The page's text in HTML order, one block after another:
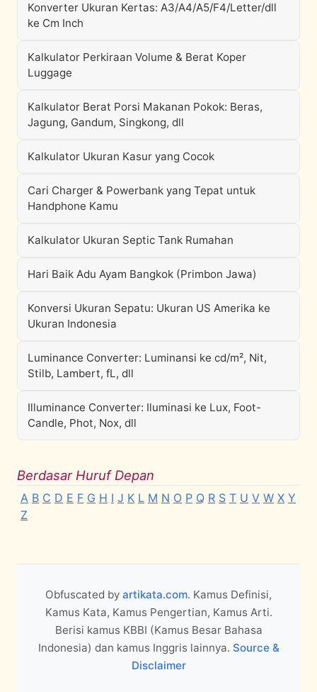
Konverter Ukuran Kertas: A3/A4/A5/F4/Letter/dll
ke Cm Inch
Kalkulator Perkiraan Volume & Berat Koper
Luggage
Kalkulator Berat Porsi Makanan Pokok: Beras,
Jagung, Gandum, Singkong, dll
Kalkulator Ukuran Kasur yang Cocok
Cari Charger & Powerbank yang Tepat untuk
Handphone Kamu
Kalkulator Ukuran Septic Tank Rumahan
Hari Baik Adu Ayam Bangkok (Primbon Jawa)
Konversi Ukuran Sepatu: Ukuran US Amerika ke
Ukuran Indonesia
Luminance Converter: Luminansi ke cd/m², Nit,
Stilb, Lambert, fL, dll
Illuminance Converter: Iluminasi ke Lux, Foot-
Candle, Phot, Nox, dll
Berdasar Huruf Depan
A B C D E F G H I J K L M N O P Q R S T U V W X Y
Z
Obfuscated by artikata.com. Kamus Definisi,
Kamus Kata, Kamus Pengertian, Kamus Arti.
Berisi kamus KBBI (Kamus Besar Bahasa
Indonesia) dan kamus Inggris lainnya. Source &
Disclaimer